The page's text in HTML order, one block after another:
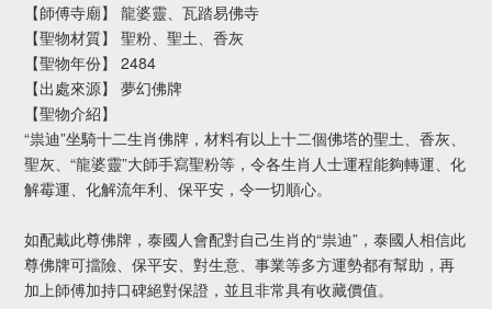
【師傅寺廟】 龍婆靈、瓦踏易佛寺
【聖物材質】 聖粉、聖土、香灰
【聖物年份】 2484
【出處來源】 夢幻佛牌
【聖物介紹】
“祟迪”坐騎十二生肖佛牌，材料有以上十二個佛塔的聖土、香灰、
聖灰、“龍婆靈”大師手寫聖粉等，令各生肖人士運程能夠轉運、化
解霉運、化解流年利、保平安，令一切順心。
如配戴此尊佛牌，泰國人會配對自己生肖的“祟迪”，泰國人相信此
尊佛牌可擋險、保平安、對生意、事業等多方運勢都有幫助，再
加上師傅加持口碑絕對保證，並且非常具有收藏價值。